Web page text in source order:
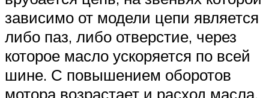
зависимо от модели цепи является
либо паз, либо отверстие, через
которое масло ускоряется по всей
шине. С повышением оборотов
мотора возрастает и расход масла.